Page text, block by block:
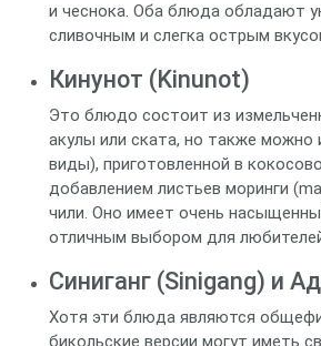
и чеснока. Оба блюда обладают
сливочным и слегка острым
Кинунот (Kinunot)
Это блюдо состоит из
акулы или ската, но также можно
виды), приготовленной в
добавлением листьев моринги
чили. Оно имеет очень
отличным выбором для
Синиганг (Sinigang) и
Хотя эти блюда являются
бикольские версии могут иметь